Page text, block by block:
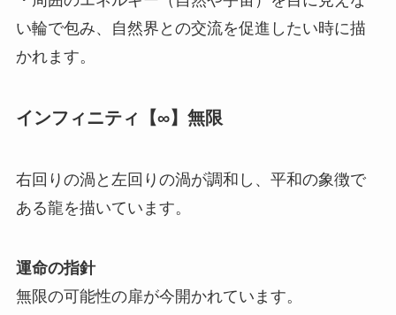
い輪で包み、自然界との交流を促進したい時に描
かれます。
インフィニティ【∞】無限
右回りの渦と左回りの渦が調和し、平和の象徴で
ある龍を描いています。
運命の指針
無限の可能性の扉が今開かれています。